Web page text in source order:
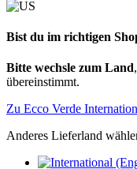
Bist du im richtigen
Bitte wechsle zum Land
übereinstimmt.
Zu Ecco Verde
Anderes Lieferland